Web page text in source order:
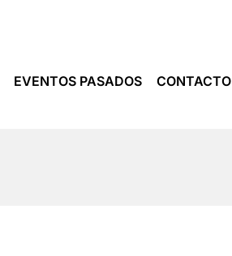
EVENTOS PASADOS CONTACTO